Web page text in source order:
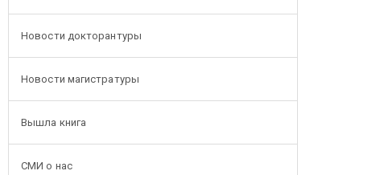
Новости докторантуры
Новости магистратуры
Вышла книга
СМИ о нас